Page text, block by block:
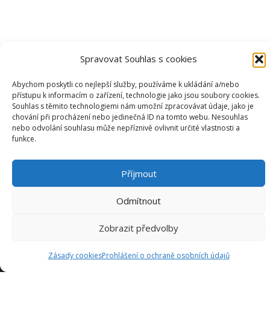
Spravovat Souhlas s cookies
Abychom poskytli co nejlepší služby, používáme k ukládání a/nebo
přístupu k informacím o zařízení, technologie jako jsou soubory cookies.
Souhlas s těmito technologiemi nám umožní zpracovávat údaje, jako je
chování při procházení nebo jedinečná ID na tomto webu. Nesouhlas
nebo odvolání souhlasu může nepříznivě ovlivnit určité vlastnosti a
funkce.
Příjmout
Odmítnout
Zobrazit předvolby
Zásady cookiesProhlášení o ochraně osobních údajů
Jsme tady proto, abychom vám poskytli inspiraci a pomoc